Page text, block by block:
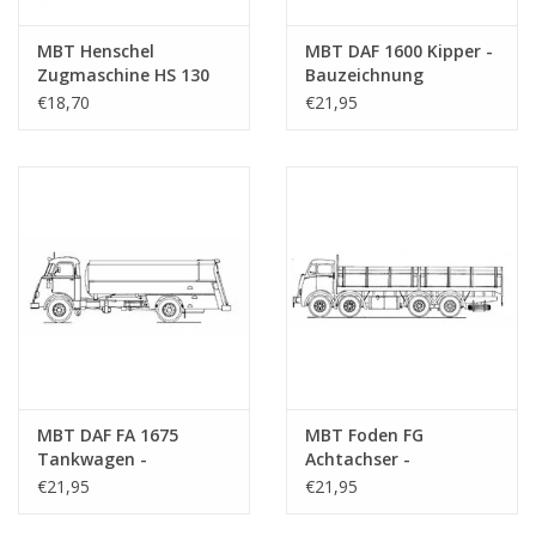
MBT Henschel
Zugmaschine HS 130
Diesel - Bauzeichnung
€18,70
MBT DAF 1600 Kipper -
Bauzeichnung
Maßstab 1 : N/A
€21,95
MBT DAF FA 1675
Tankwagen -
Bauzeichnung
€21,95
MBT Foden FG
Achtachser -
Bauzeichnung
€21,95